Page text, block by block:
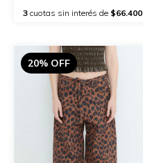
3cuotas sin interés de $66.400
20% OFF